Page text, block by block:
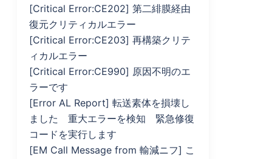
[Critical Error:CE202] 第二緋膜経由
復元クリティカルエラー
[Critical Error:CE203] 再構築クリテ
ィカルエラー
[Critical Error:CE990] 原因不明のエ
ラーです
[Error AL Report] 転送素体を損壊し
ました 重大エラーを検知 緊急修復
コードを実行します
[EM Call Message from 輸減ニフ] こ